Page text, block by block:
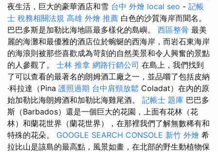
夜生活，巨大的豪華酒店和雪 台中 外燴 local seo - 記帳
士 稅務相關法規 高雄 外燴 推薦 白色的沙質海岸而聞名。
巴巴多斯是加勒比海地區最多樣化的島嶼。 西區整骨 最美
麗的海灘和最優雅的酒店位於蜿蜒的西海岸，而岩石東海岸
的海浪則被那些喜歡成為苛刻的自然美景和令人興奮的景點
的人參觀了。 士林 推拿 網路行銷公司 在島上，我們找到
了可以查看的最著名的朗姆酒工廠之一，並品嚐了包括皮納
·科拉達（Pina 護照過期 台中肩頸放鬆 Coladat）在內的原
始加勒比海朗姆酒和加勒比海雞尾酒。 記帳士 題庫 巴巴多
斯（Barbados）還是一個巨大的花園，上面有花林（花
林）和蘭花世界（蘭花世界），在那裡我們了解無數稀有和
特殊的花朵。 GOOGLE SEARCH CONSOLE 新竹 外燴 希
拉比山是該島的最高點，風景如畫，在北部的野生動植物保